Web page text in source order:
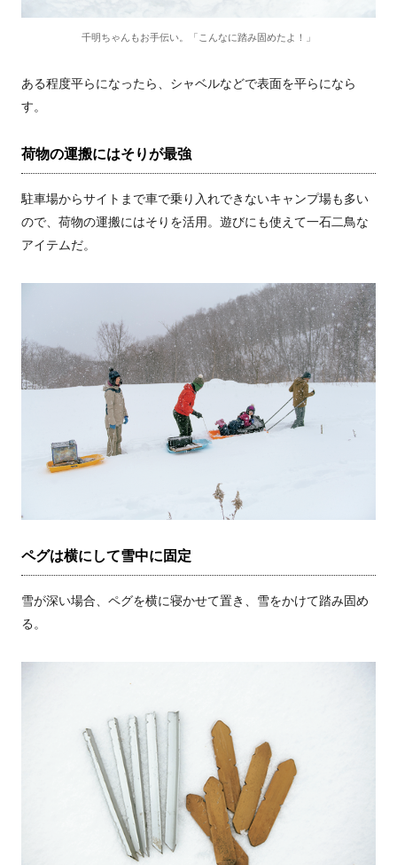
千明ちゃんもお手伝い。「こんなに踏み固めたよ！」
ある程度平らになったら、シャベルなどで表面を平らになら
す。
荷物の運搬にはそりが最強
駐車場からサイトまで車で乗り入れできないキャンプ場も多い
ので、荷物の運搬にはそりを活用。遊びにも使えて一石二鳥な
アイテムだ。
ペグは横にして雪中に固定
雪が深い場合、ペグを横に寝かせて置き、雪をかけて踏み固め
る。